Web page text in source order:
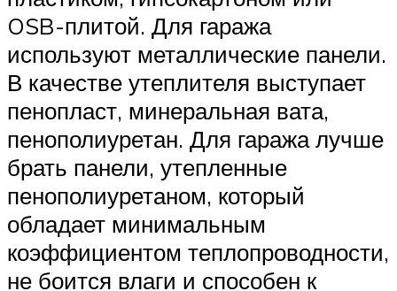
OSB-плитой. Для гаража
используют металлические панели.
В качестве утеплителя выступает
пенопласт, минеральная вата,
пенополиуретан. Для гаража лучше
брать панели, утепленные
пенополиуретаном, который
обладает минимальным
коэффициентом теплопроводности,
не боится влаги и способен к